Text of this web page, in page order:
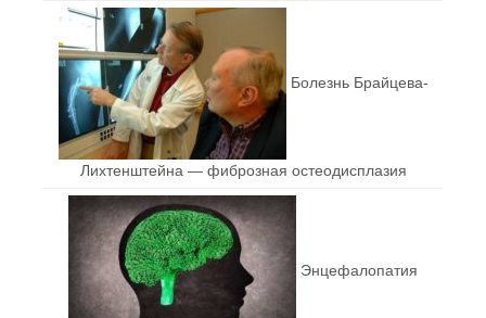
Болезнь Брайцева-
Лихтенштейна — фиброзная остеодисплазия
Энцефалопатия